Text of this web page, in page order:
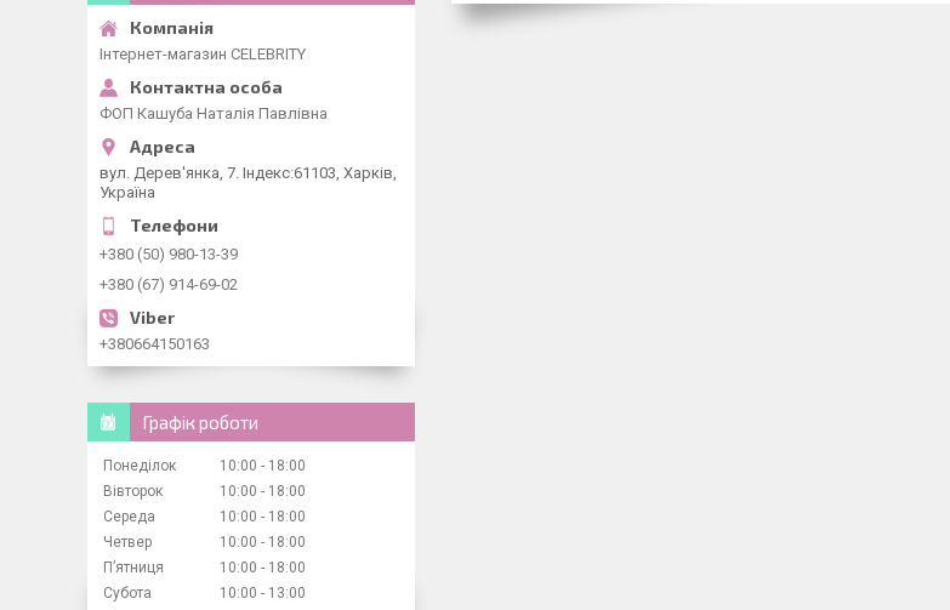
Інтернет-магазин CELEBRITY
ФОП Кашуба Наталія Павлівна
вул. Дерев'янка, 7. Індекс:61103, Харків,
Україна
+380 (50) 980-13-39
+380 (67) 914-69-02
+380664150163
Графік роботи
Понеділок 10:00
18:00
Вівторок
10:00
18:00
Середа
10:00
18:00
Четвер
10:00
18:00
Пʼятниця
10:00
18:00
Субота
10:00 13:00